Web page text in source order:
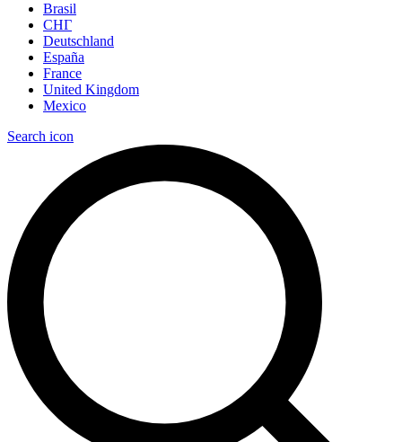
Brasil
СНГ
Deutschland
España
France
United Kingdom
Mexico
Search icon